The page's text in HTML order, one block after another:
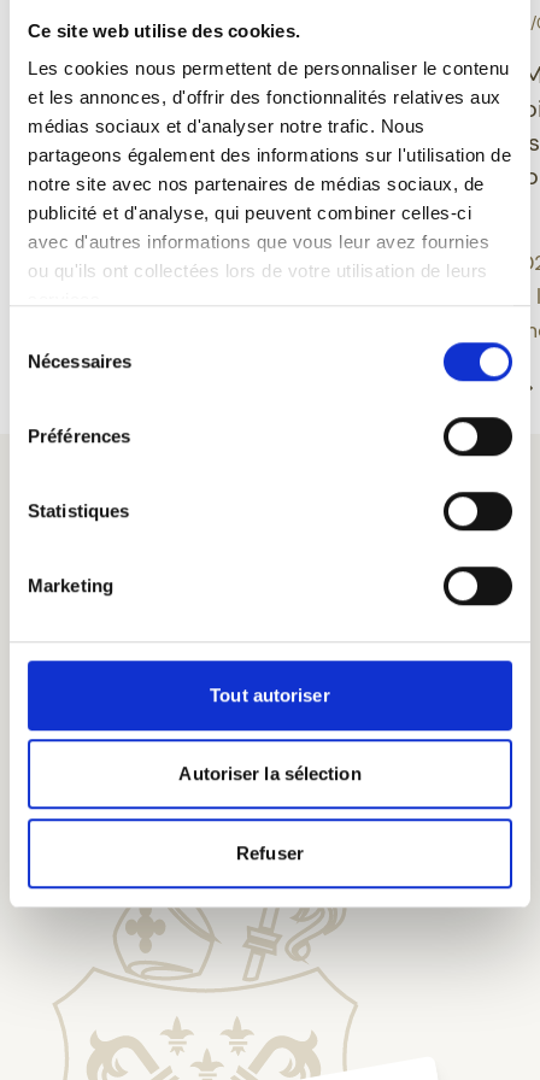
Ce site web utilise des cookies.
Les cookies nous permettent de personnaliser le contenu
et les annonces, d'offrir des fonctionnalités relatives aux
médias sociaux et d'analyser notre trafic. Nous
partageons également des informations sur l'utilisation de
notre site avec nos partenaires de médias sociaux, de
publicité et d'analyse, qui peuvent combiner celles-ci
avec d'autres informations que vous leur avez fournies
ou qu'ils ont collectées lors de votre utilisation de leurs
Nécessaires
Préférences
Statistiques
Marketing
Tout autoriser
Autoriser la sélection
Refuser
DÉGUSTATION - 10/06/2026
Grisette Bio sans
gluten : une bière belge
qui allie plaisir,
équilibre et modernité
Grisette propose une
approche moderne de la
sein d’une gamme bio
faire centenaire.
Ducasse de
Feuillien
nouveaux
inspirés du
montois
Une édition
approfondit
bière et
Lire la suite
Dégustez nos bières chez
nos Pèlerins d'Honneur